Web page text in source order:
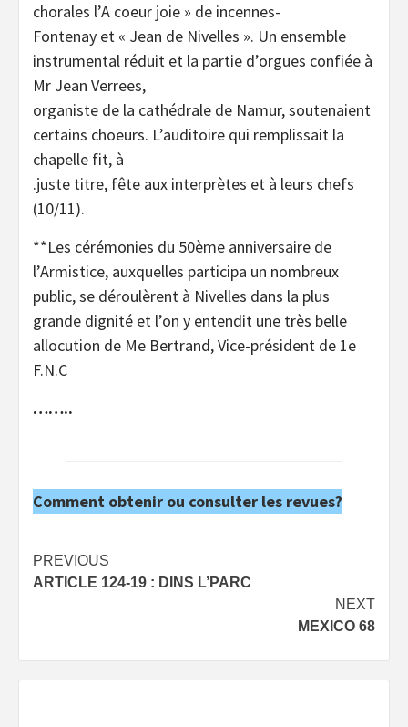
chorales l’A coeur joie » de incennes-
Fontenay et « Jean de Nivelles ». Un ensemble
instrumental réduit et la partie d’orgues confiée à
Mr Jean Verrees,
organiste de la cathédrale de Namur, soutenaient
certains choeurs. L’auditoire qui remplissait la
chapelle fit, à
.juste titre, fête aux interprètes et à leurs chefs
(10/11).
**Les cérémonies du 50ème anniversaire de
l’Armistice, auxquelles participa un nombreux
public, se déroulèrent à Nivelles dans la plus
grande dignité et l’on y entendit une très belle
allocution de Me Bertrand, Vice-président de 1e
F.N.C
……..
Comment obtenir ou consulter les revues?
Post
navigation
PREVIOUS
ARTICLE 124-19 : DINS L’PARC
NEXT
MEXICO 68